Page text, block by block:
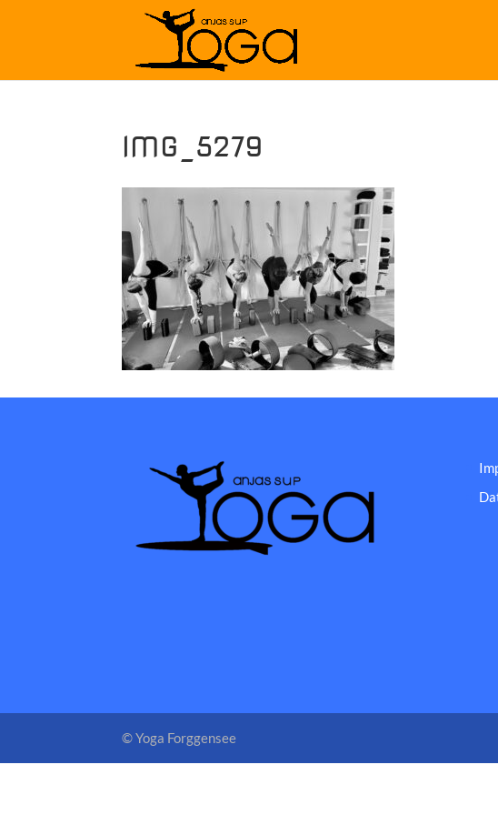
IMG_5279
© Yoga Forggensee